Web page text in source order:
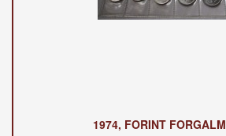
1974, FORINT